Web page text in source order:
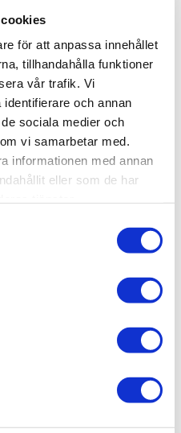
för att anpassa innehållet
tillhandahålla funktioner
vår trafik. Vi
och annan
sociala medier och
vi samarbetar med.
informationen med annan
eller som de har
ORTOFON 2MR BLUE
2 690kr
Lägg till i favoriter